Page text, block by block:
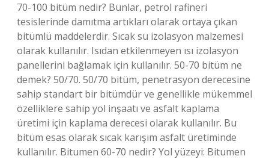
70-100 bitüm nedir? Bunlar, petrol rafineri
tesislerinde damıtma artıkları olarak ortaya çıkan
bitümlü maddelerdir. Sıcak su izolasyon malzemesi
olarak kullanılır. Isıdan etkilenmeyen ısı izolasyon
panellerini bağlamak için kullanılır. 50-70 bitüm ne
demek? 50/70. 50/70 bitüm, penetrasyon derecesine
sahip standart bir bitümdür ve genellikle mükemmel
özelliklere sahip yol inşaatı ve asfalt kaplama
üretimi için kaplama derecesi olarak kullanılır. Bu
bitüm esas olarak sıcak karışım asfalt üretiminde
kullanılır. Bitumen 60-70 nedir? Yol yüzeyi: Bitumen